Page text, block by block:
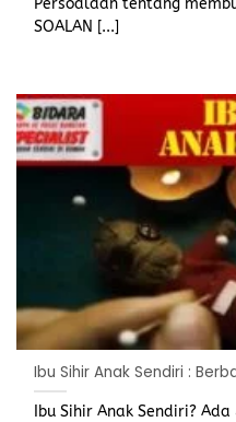
Persoalaan tentang
SOALAN [...]
Ibu Sihir Anak Sendiri :
Ibu Sihir Anak Sendiri?